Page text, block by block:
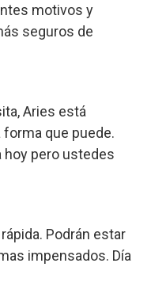
motivos y
seguros de
Aries está
forma que puede.
hoy pero ustedes
Podrán estar
impensados. Día